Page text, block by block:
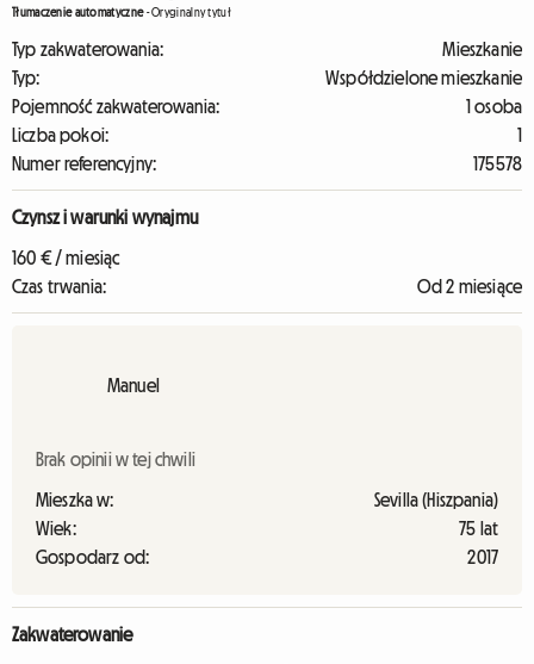
Tłumaczenie automatyczne-Oryginalny tytuł
Typ zakwaterowania:
Mieszkanie
Typ:
Współdzielone mieszkanie
Pojemność zakwaterowania:
1 osoba
Liczba pokoi:
1
Numer referencyjny:
175578
Czynsz i warunki wynajmu
160 € / miesiąc
Czas trwania:
Od 2 miesiące
Manuel
Brak opinii w tej chwili
Mieszka w:
Sevilla (Hiszpania)
Wiek:
75 lat
Gospodarz od:
2017
Zakwaterowanie